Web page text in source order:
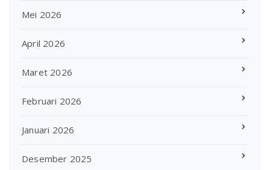
Mei 2026
April 2026
Maret 2026
Februari 2026
Januari 2026
Desember 2025